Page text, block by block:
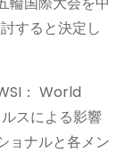
すると決定し
： World
スによる影響
ョナルと各メン